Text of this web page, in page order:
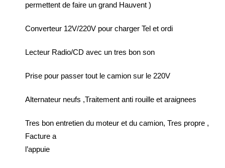
permettent de faire un grand Hauvent )
Converteur 12V/220V pour charger Tel et ordi
Lecteur Radio/CD avec un tres bon son
Prise pour passer tout le camion sur le 220V
Alternateur neufs ,Traitement anti rouille et araignees
Tres bon entretien du moteur et du camion, Tres propre ,
Facture a
l’appuie